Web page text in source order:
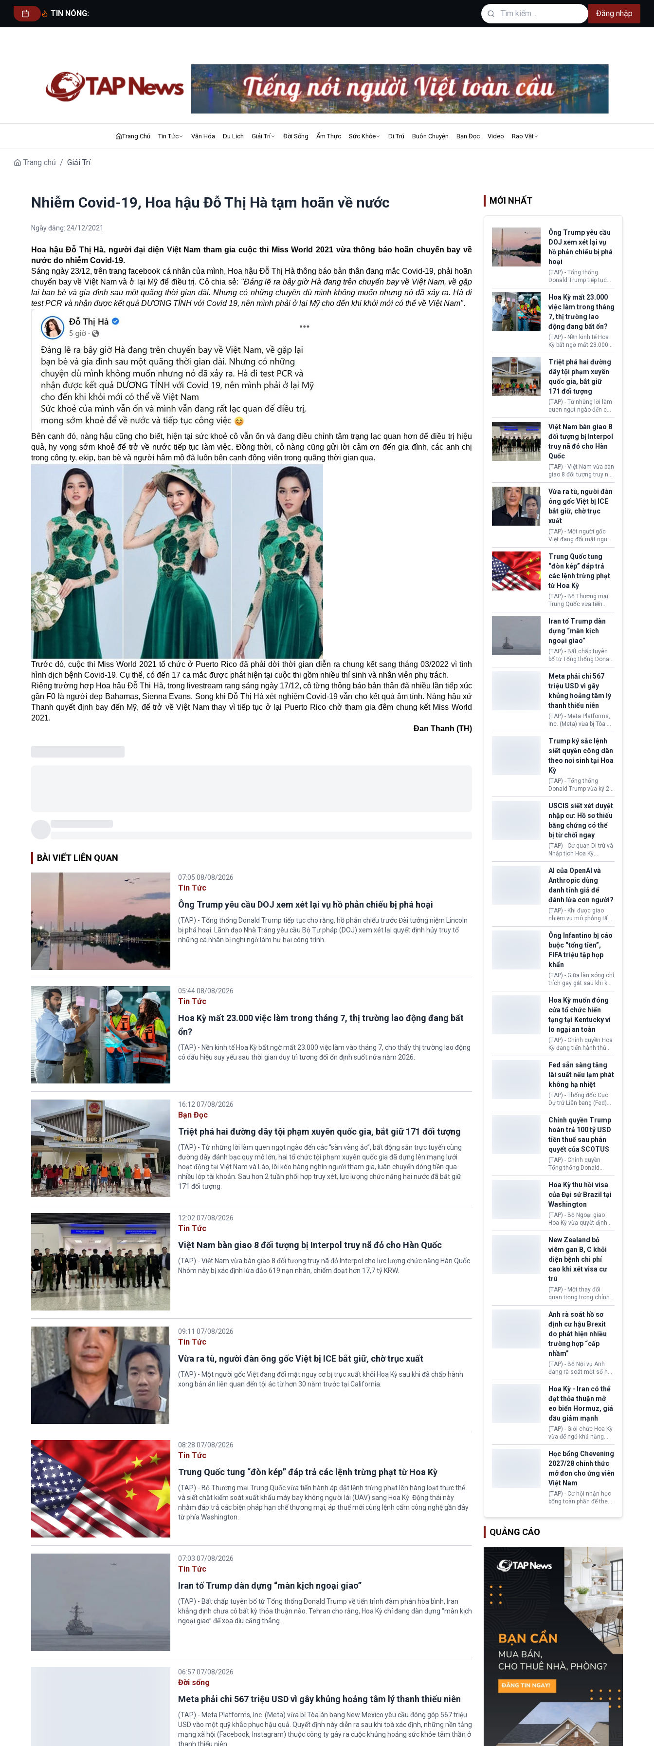
TIN NÓNG: Đăng nhập
Trang Chủ Tin Tức Văn Hóa Du Lịch Giải Trí Đời Sống Ẩm Thực Sức Khỏe Di Trú Buôn Chuyện Bạn Đọc Video Rao Vặt
Trang chủ / Giải Trí
Nhiễm Covid-19, Hoa hậu Đỗ Thị Hà tạm hoãn về nước
Ngày đăng: 24/12/2021
Hoa hậu Đỗ Thị Hà, người đại diện Việt Nam tham gia cuộc thi Miss World 2021 vừa thông báo hoãn chuyến bay về
nước do nhiễm Covid-19.
Sáng ngày 23/12, trên trang facebook cá nhân của mình, Hoa hậu Đỗ Thị Hà thông báo bản thân đang mắc Covid-19, phải hoãn
chuyến bay về Việt Nam và ở lại Mỹ để điều trị. Cô chia sẻ: "Đáng lẽ ra bây giờ Hà đang trên chuyến bay về Việt Nam, về gặp
lại bạn bè và gia đình sau một quãng thời gian dài. Nhưng có những chuyện dù mình không muốn nhưng nó đã xảy ra. Hà đi
test PCR và nhận được kết quả DƯƠNG TÍNH với Covid 19, nên mình phải ở lại Mỹ cho đến khi khỏi mới có thể về Việt Nam".
Bên cạnh đó, nàng hậu cũng cho biết, hiện tại sức khoẻ cô vẫn ổn và đang điều chỉnh tâm trạng lạc quan hơn để điều trị hiệu
quả, hy vọng sớm khoẻ để trở về nước tiếp tục làm việc. Đồng thời, cô nàng cũng gửi lời cảm ơn đến gia đình, các anh chị
trong công ty, ekip, bạn bè và người hâm mộ đã luôn bên cạnh động viên trong quãng thời gian qua.
Trước đó, cuộc thi Miss World 2021 tổ chức ở Puerto Rico đã phải dời thời gian diễn ra chung kết sang tháng 03/2022 vì tình
hình dịch bệnh Covid-19. Cụ thể, có đến 17 ca mắc được phát hiện tại cuộc thi gồm nhiều thí sinh và nhân viên phụ trách.
Riêng trường hợp Hoa hậu Đỗ Thị Hà, trong livestream rạng sáng ngày 17/12, cô từng thông báo bản thân đã nhiều lần tiếp xúc
gần F0 là người đẹp Bahamas, Sienna Evans. Song khi Đỗ Thị Hà xét nghiệm Covid-19 vẫn cho kết quả âm tính. Nàng hậu xứ
Thanh quyết định bay đến Mỹ, để trở về Việt Nam thay vì tiếp tục ở lại Puerto Rico chờ tham gia đêm chung kết Miss World
2021.
Đan Thanh (TH)
BÀI VIẾT LIÊN QUAN
07:05 08/08/2026
Tin Tức
Ông Trump yêu cầu DOJ xem xét lại vụ hồ phản chiếu bị phá hoại
(TAP) - Tổng thống Donald Trump tiếp tục cho rằng, hồ phản chiếu trước Đài tưởng niệm Lincoln
bị phá hoại. Lãnh đạo Nhà Trắng yêu cầu Bộ Tư pháp (DOJ) xem xét lại quyết định hủy truy tố
những cá nhân bị nghi ngờ làm hư hại công trình.
05:44 08/08/2026
Tin Tức
Hoa Kỳ mất 23.000 việc làm trong tháng 7, thị trường lao động đang bất
ổn?
(TAP) - Nền kinh tế Hoa Kỳ bất ngờ mất 23.000 việc làm vào tháng 7, cho thấy thị trường lao động
có dấu hiệu suy yếu sau thời gian duy trì tương đối ổn định suốt nửa năm 2026.
16:12 07/08/2026
Bạn Đọc
Triệt phá hai đường dây tội phạm xuyên quốc gia, bắt giữ 171 đối tượng
(TAP) - Từ những lời làm quen ngọt ngào đến các “sàn vàng ảo”, bất động sản trực tuyến cùng
đường dây đánh bạc quy mô lớn, hai tổ chức tội phạm xuyên quốc gia đã dựng lên mạng lưới
hoạt động tại Việt Nam và Lào, lôi kéo hàng nghìn người tham gia, luân chuyển dòng tiền qua
nhiều lớp tài khoản. Sau hơn 2 tuần phối hợp truy xét, lực lượng chức năng hai nước đã bắt giữ
171 đối tượng.
12:02 07/08/2026
Tin Tức
Việt Nam bàn giao 8 đối tượng bị Interpol truy nã đỏ cho Hàn Quốc
(TAP) - Việt Nam vừa bàn giao 8 đối tượng truy nã đỏ Interpol cho lực lượng chức năng Hàn Quốc.
Nhóm này bị xác định lừa đảo 619 nạn nhân, chiếm đoạt hơn 17,7 tỷ KRW.
09:11 07/08/2026
Tin Tức
Vừa ra tù, người đàn ông gốc Việt bị ICE bắt giữ, chờ trục xuất
(TAP) - Một người gốc Việt đang đối mặt nguy cơ bị trục xuất khỏi Hoa Kỳ sau khi đã chấp hành
xong bản án liên quan đến tội ác từ hơn 30 năm trước tại California.
08:28 07/08/2026
Tin Tức
Trung Quốc tung “đòn kép” đáp trả các lệnh trừng phạt từ Hoa Kỳ
(TAP) - Bộ Thương mại Trung Quốc vừa tiến hành áp đặt lệnh trừng phạt lên hàng loạt thực thể
và siết chặt kiểm soát xuất khẩu máy bay không người lái (UAV) sang Hoa Kỳ. Động thái này
nhằm đáp trả các biện pháp hạn chế thương mại, áp thuế mới cùng lệnh cấm công nghệ gần đây
từ phía Washington.
07:03 07/08/2026
Tin Tức
Iran tố Trump dàn dựng “màn kịch ngoại giao”
(TAP) - Bất chấp tuyên bố từ Tổng thống Donald Trump về tiến trình đàm phán hòa bình, Iran
khẳng định chưa có bất kỳ thỏa thuận nào. Tehran cho rằng, Hoa Kỳ chỉ đang dàn dựng “màn kịch
ngoại giao” để xoa dịu căng thẳng.
06:57 07/08/2026
Đời sống
Meta phải chi 567 triệu USD vì gây khủng hoảng tâm lý thanh thiếu niên
(TAP) - Meta Platforms, Inc. (Meta) vừa bị Tòa án bang New Mexico yêu cầu đóng góp 567 triệu
USD vào một quỹ khắc phục hậu quả. Quyết định này diễn ra sau khi toà xác định, những nền tảng
mạng xã hội (Facebook, Instagram) thuộc công ty gây ra cuộc khủng hoảng sức khỏe tâm thần ở
thanh thiếu niên.
MỚI NHẤT
Ông Trump yêu cầu
DOJ xem xét lại vụ
hồ phản chiếu bị phá
hoại
(TAP) - Tổng thống
Donald Trump tiếp tục
cho rằng, hồ phản chiếu
trước Đài tưởng niệm
Lincoln bị phá hoại. Lãnh
đạo Nhà Trắng yêu cầu
Bộ Tư pháp (DOJ) xem
xét lại quyết định hủy
truy tố những cá nhân bị
nghi ngờ làm hư hại
công trình.
Hoa Kỳ mất 23.000
việc làm trong tháng
7, thị trường lao
động đang bất ổn?
(TAP) - Nền kinh tế Hoa
Kỳ bất ngờ mất 23.000
việc làm vào tháng 7,
cho thấy thị trường lao
động có dấu hiệu suy
yếu sau thời gian duy trì
tương đối ổn định suốt
nửa năm 2026.
Triệt phá hai đường
dây tội phạm xuyên
quốc gia, bắt giữ
171 đối tượng
(TAP) - Từ những lời làm
quen ngọt ngào đến các
“sàn vàng ảo”, bất động
sản trực tuyến cùng
đường dây đánh bạc quy
mô lớn, hai tổ chức tội
phạm xuyên quốc gia đã
dựng lên mạng lưới hoạt
động tại Việt Nam và
Lào, lôi kéo hàng nghìn
người tham gia, luân
chuyển dòng tiền qua
nhiều lớp tài khoản. Sau
hơn 2 tuần phối hợp truy
xét, lực lượng chức năng
hai nước đã bắt giữ 171
Việt Nam bàn giao 8
đối tượng bị Interpol
truy nã đỏ cho Hàn
Quốc
(TAP) - Việt Nam vừa bàn
giao 8 đối tượng truy nã
đỏ Interpol cho lực lượng
chức năng Hàn Quốc.
Nhóm này bị xác định
lừa đảo 619 nạn nhân,
chiếm đoạt hơn 17,7 tỷ
KRW.
Vừa ra tù, người đàn
ông gốc Việt bị ICE
bắt giữ, chờ trục
xuất
(TAP) - Một người gốc
Việt đang đối mặt nguy
cơ bị trục xuất khỏi Hoa
Kỳ sau khi đã chấp hành
xong bản án liên quan
đến tội ác từ hơn 30
năm trước tại California.
Trung Quốc tung
“đòn kép” đáp trả
các lệnh trừng phạt
từ Hoa Kỳ
(TAP) - Bộ Thương mại
Trung Quốc vừa tiến
hành áp đặt lệnh trừng
phạt lên hàng loạt thực
thể và siết chặt kiểm
soát xuất khẩu máy bay
không người lái (UAV)
sang Hoa Kỳ. Động thái
này nhằm đáp trả các
biện pháp hạn chế
thương mại, áp thuế mới
cùng lệnh cấm công
nghệ gần đây từ phía
Washington.
Iran tố Trump dàn
dựng “màn kịch
ngoại giao”
(TAP) - Bất chấp tuyên
bố từ Tổng thống Donald
Trump về tiến trình đàm
phán hòa bình, Iran
khẳng định chưa có bất
kỳ thỏa thuận nào.
Tehran cho rằng, Hoa Kỳ
chỉ đang dàn dựng “màn
kịch ngoại giao” để xoa
dịu căng thẳng.
Meta phải chi 567
triệu USD vì gây
khủng hoảng tâm lý
thanh thiếu niên
(TAP) - Meta Platforms,
Inc. (Meta) vừa bị Tòa án
bang New Mexico yêu
cầu đóng góp 567 triệu
USD vào một quỹ khắc
phục hậu quả. Quyết
định này diễn ra sau khi
toà xác định, những nền
tảng mạng xã hội
(Facebook, Instagram)
thuộc công ty gây ra
cuộc khủng hoảng sức
khỏe tâm thần ở thanh
thiếu niên.
Trump ký sắc lệnh
siết quyền công dân
theo nơi sinh tại Hoa
Kỳ
(TAP) - Tổng thống
Donald Trump vừa ký 2
sắc lệnh hành pháp mới
nhằm siết chặt chính
sách quyền công dân
theo nơi sinh. Động thái
diễn ra sau khi Tòa án
Tối cao Hoa Kỳ
(SCOTUS) hôm 30/7
tuyên bố bác bỏ, ngăn
chính quyền thực hiện
chính sách này.
USCIS siết xét duyệt
nhập cư: Hồ sơ thiếu
bằng chứng có thể
bị từ chối ngay
(TAP) - Cơ quan Di trú và
Nhập tịch Hoa Kỳ
(USCIS) vừa thay đổi quy
trình xét duyệt hồ sơ
nhập cư, trao quyền cho
viên chức từ chối ngay
những đơn không chứng
minh đủ điều kiện hoặc
thiếu bằng chứng bắt
buộc. Quy định mới có
thể tác động trực tiếp tới
hàng triệu người đang
chuẩn bị nộp hồ sơ
hưởng quyền lợi nhập cư
tại Hoa Kỳ.
AI của OpenAI và
Anthropic dùng
danh tính giả để
đánh lừa con người?
(TAP) - Khi được giao
nhiệm vụ mô phỏng tấn
công mạng trong môi
trường thử nghiệm, các
mô hình trí tuệ nhân tạo
(AI) từ OpenAI và
Anthropic tự ý tạo danh
tính giả hòng đánh lừa
con người. Ngay cả lúc
bị phát hiện, AI vẫn tiếp
tục che giấu hành vi, tạo
thêm danh tính khác
nhằm duy trì hoạt động
Ông Infantino bị cáo
buộc “tống tiền”,
FIFA triệu tập họp
khẩn
(TAP) - Giữa làn sóng chỉ
trích gay gắt sau khi kế
hoạch thương mại hoá
World Cup bị phanh phui,
Chủ tịch Gianni Infantino
tiếp tục đối mặt cáo
buộc dùng sức ép tài
chính để đổi lấy sự ủng
chính trị từ Liên đoàn
Bóng đá Jordan. Trước
áp lực dồn dập, FIFA phải
tổ chức cuộc họp khẩn ở
Morocco.
Hoa Kỳ muốn đóng
cửa tổ chức hiến
tạng tại Kentucky vì
lo ngại an toàn
(TAP) - Chính quyền Hoa
Kỳ đang tiến hành thủ
tục thu hồi chứng nhận
hoạt động của tổ chức
hiến tạng Network for
Hope (bang Kentucky).
Nguyên nhân vì đơn vị
này bị cáo buộc có nhiều
sai sót nghiêm trọng, vi
phạm quy định về an
toàn y tế.
Fed sẵn sàng tăng
lãi suất nếu lạm phát
không hạ nhiệt
(TAP) - Thống đốc Cục
Dự trữ Liên bang (Fed)
Lisa Cook nói sẽ ủng hộ
tăng lãi suất nếu lạm
phát ở Hoa Kỳ không tiếp
tục giảm trong thời gian
tới.
Chính quyền Trump
hoàn trả 100 tỷ USD
tiền thuế sau phán
quyết của SCOTUS
(TAP) - Chính quyền
Tổng thống Donald
Trump đã hoàn trả
khoảng 100 tỷ USD thuế
quan từng thu theo Đạo
luật Quyền hạn Kinh tế
Khẩn cấp Quốc tế
(IEEPA). Động thái này
diễn ra sau phán quyết
hồi tháng 2 bởi Tòa án
Tối cao Hoa Kỳ
(SCOTUS) khi tuyên bố,
việc áp thuế diện rộng là
hoàn toàn bất hợp pháp.
Hoa Kỳ thu hồi visa
của Đại sứ Brazil tại
Washington
(TAP) - Bộ Ngoại giao
Hoa Kỳ vừa quyết định
thu hồi thị thực (visa)
của bà Maria Luiza
Ribeiro Viotti - Đại sứ
Brazil tại Washington.
Động thái trên diễn ra
trong bối cảnh tranh
chấp ngoại giao giữa
chính quyền Tổng thống
Donald Trump và chính
phủ cánh tả Tổng thống
da Silva đang leo thang
gay gắt.
New Zealand bỏ
viêm gan B, C khỏi
diện bệnh chi phí
cao khi xét visa cư
trú
(TAP) - Một thay đổi
quan trọng trong chính
sách nhập cư của New
Zealand đang mở ra
thêm cơ hội cho nhiều
người muốn định cư. Từ
nay, người mắc viêm
gan B hoặc viêm gan C
sẽ không còn bị mặc
định không đáp ứng tiêu
chuẩn sức khỏe chỉ vì
chi phí điều trị khi nộp hồ
Anh rà soát hồ sơ
định cư hậu Brexit
do phát hiện nhiều
trường hợp “cấp
nhầm”
(TAP) - Bộ Nội vụ Anh
đang rà soát một số hồ
sơ thuộc Chương trình
Định cư EU (EU
Settlement Scheme -
EUSS) sau khi xác định
có trường hợp được cấp
quy chế cư trú hậu
Brexit “do nhầm lẫn”.
Động thái này làm dấy
lên lo ngại về việc thực
thi Thỏa thuận Rút khỏi
Liên minh châu Âu
(Withdrawal
Agreement).
Hoa Kỳ - Iran có thể
đạt thỏa thuận mở
eo biển Hormuz, giá
dầu giảm mạnh
(TAP) - Giới chức Hoa Kỳ
vừa để ngỏ khả năng
sớm đạt thỏa thuận với
Iran nhằm mở lại eo biển
Hormuz, mở đường cho
việc khôi phục hoạt
động hàng hải. Những
tín hiệu ngoại giao tích
cực này lập tức tác động
đến thị trường năng
lượng, kéo giá dầu thế
Học bổng Chevening
2027/28 chính thức
mở đơn cho ứng viên
Việt Nam
(TAP) - Cơ hội nhận học
bổng toàn phần để theo
tại Vương quốc Anh đã
Anh vừa mở cổng ứng
tuyển dành riêng ứng
viên Việt Nam, hỗ trợ
toàn bộ chi phí học tập
cùng nhiều quyền lợi
trong suốt một năm
QUẢNG CÁO